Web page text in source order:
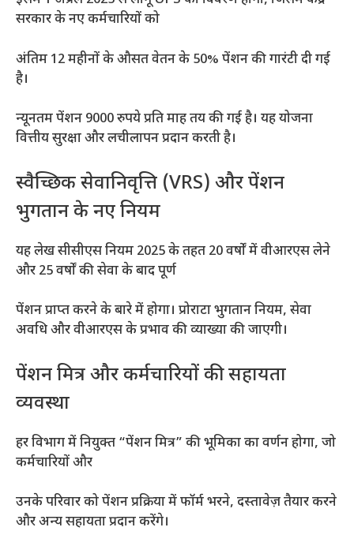
सरकार के नए कर्मचारियों को
अंतिम 12 महीनों के औसत वेतन के 50% पेंशन की गारंटी दी गई
है।
न्यूनतम पेंशन 9000 रुपये प्रति माह तय की गई है। यह योजना
वित्तीय सुरक्षा और लचीलापन प्रदान करती है।
स्वैच्छिक सेवानिवृत्ति (VRS) और पेंशन
भुगतान के नए नियम
यह लेख सीसीएस नियम 2025 के तहत 20 वर्षों में वीआरएस लेने
और 25 वर्षों की सेवा के बाद पूर्ण
पेंशन प्राप्त करने के बारे में होगा। प्रोराटा भुगतान नियम, सेवा
अवधि और वीआरएस के प्रभाव की व्याख्या की जाएगी।
पेंशन मित्र और कर्मचारियों की सहायता
व्यवस्था
हर विभाग में नियुक्त “पेंशन मित्र” की भूमिका का वर्णन होगा, जो
कर्मचारियों और
उनके परिवार को पेंशन प्रक्रिया में फॉर्म भरने, दस्तावेज़ तैयार करने
और अन्य सहायता प्रदान करेंगे।